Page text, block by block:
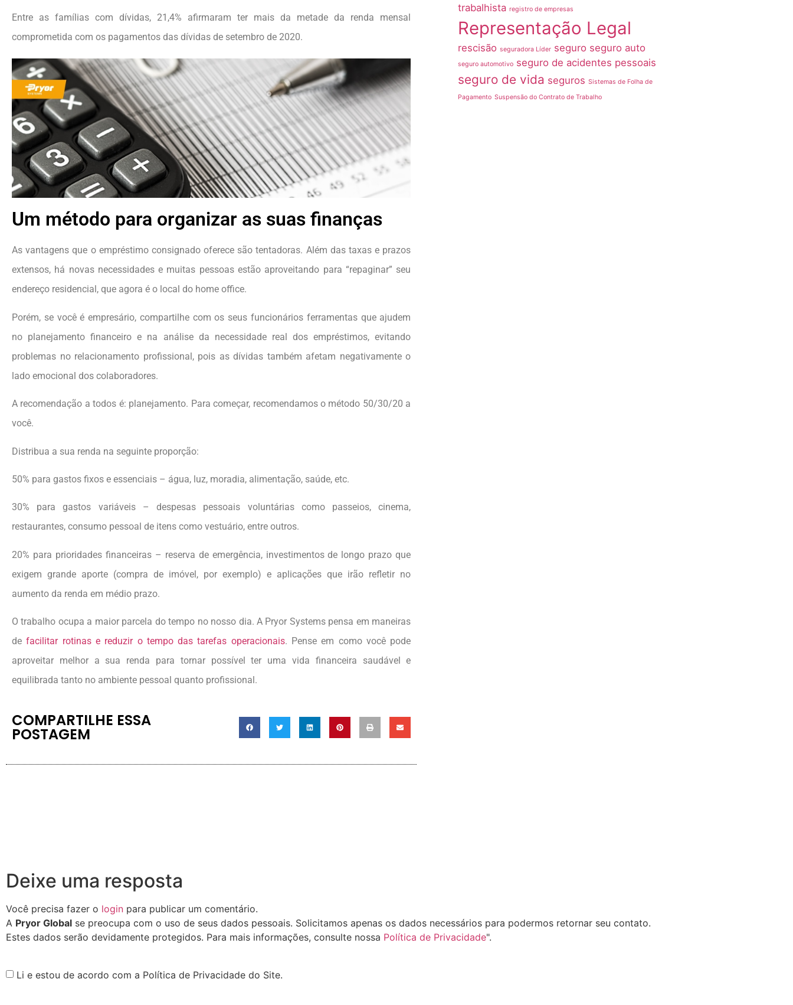
Entre as famílias com dívidas, 21,4% afirmaram ter mais da metade da renda mensal
comprometida com os pagamentos das dívidas de setembro de 2020.
Um método para organizar as suas finanças
As vantagens que o empréstimo consignado oferece são tentadoras. Além das taxas e prazos
extensos, há novas necessidades e muitas pessoas estão aproveitando para “repaginar” seu
endereço residencial, que agora é o local do home office.
Porém, se você é empresário, compartilhe com os seus funcionários ferramentas que ajudem
no planejamento financeiro e na análise da necessidade real dos empréstimos, evitando
problemas no relacionamento profissional, pois as dívidas também afetam negativamente o
lado emocional dos colaboradores.
A recomendação a todos é: planejamento. Para começar, recomendamos o método 50/30/20 a
você.
Distribua a sua renda na seguinte proporção:
50% para gastos fixos e essenciais – água, luz, moradia, alimentação, saúde, etc.
30% para gastos variáveis – despesas pessoais voluntárias como passeios, cinema,
restaurantes, consumo pessoal de itens como vestuário, entre outros.
20% para prioridades financeiras – reserva de emergência, investimentos de longo prazo que
exigem grande aporte (compra de imóvel, por exemplo) e aplicações que irão refletir no
aumento da renda em médio prazo.
O trabalho ocupa a maior parcela do tempo no nosso dia. A Pryor Systems pensa em maneiras
defacilitar rotinas e reduzir o tempo das tarefas operacionais. Pense em como você pode
aproveitar melhor a sua renda para tornar possível ter uma vida financeira saudável e
equilibrada tanto no ambiente pessoal quanto profissional.
COMPARTILHE ESSA
POSTAGEM
trabalhista registro de empresas
Representação Legal
rescisão seguradora Líder seguro seguro auto
seguro automotivo seguro de acidentes pessoais
seguro de vida seguros Sistemas de Folha de
Pagamento Suspensão do Contrato de Trabalho
Deixe uma resposta
Você precisa fazer o login para publicar um comentário.
A Pryor Global se preocupa com o uso de seus dados pessoais. Solicitamos apenas os dados necessários para podermos retornar seu contato.
Estes dados serão devidamente protegidos. Para mais informações, consulte nossa Política de Privacidade".
Li e estou de acordo com a Política de Privacidade do Site.